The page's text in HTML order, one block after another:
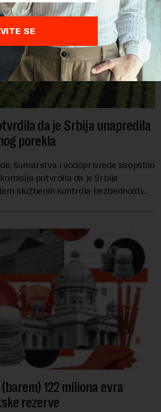
da je Srbija unapredila
porekla
šumarstva i vodoprivrede saopštilo
potvrdila da je Srbija
službenih kontrola bezbednosti
122 miliona evra
rezerve
SE